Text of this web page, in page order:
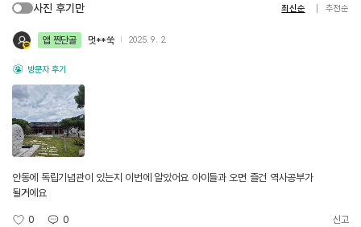
사진 후기만 최신순 추천순
앱 찐단골 멋**쑥 2025. 9. 2.
방문자 후기
안동에 독립기념관이 있는지 이번에 알았어요 아이들과 오면 즐건 역사공부가
될거에요
0 0 신고